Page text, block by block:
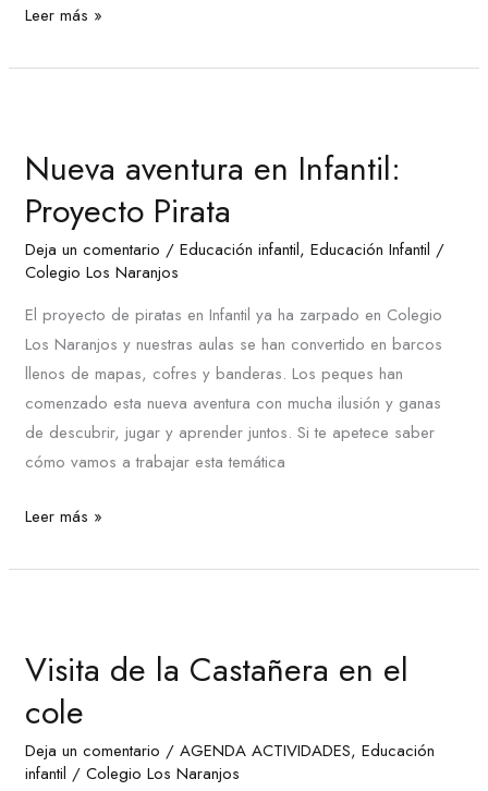
Leer más »
Nueva aventura en Infantil:
Proyecto Pirata
Deja un comentario /Educación infantil,Educación Infantil /
Colegio Los Naranjos
El proyecto de piratas en Infantil ya ha zarpado en Colegio
Los Naranjos y nuestras aulas se han convertido en barcos
llenos de mapas, cofres y banderas. Los peques han
comenzado esta nueva aventura con mucha ilusión y ganas
de descubrir, jugar y aprender juntos. Si te apetece saber
cómo vamos a trabajar esta temática
en
Infantil:
Proyecto
Pirata
Leer más »
Visita de la Castañera en el
cole
Deja un comentario /AGENDA ACTIVIDADES,Educación
infantil /Colegio Los Naranjos
la
Castañera
en
el
cole